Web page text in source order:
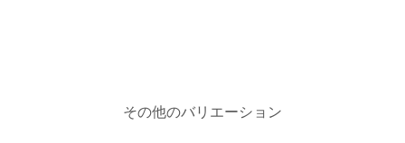
その他のバリエーション